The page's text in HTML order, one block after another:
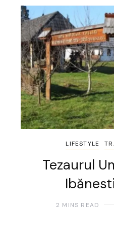
LIFESTYLE
Tezaurul
2 MINS READ